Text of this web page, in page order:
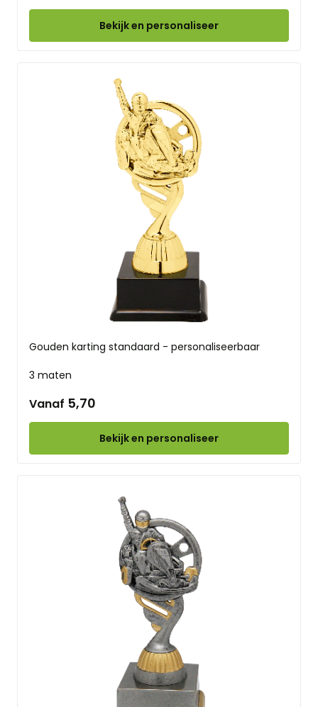
Bekijk en personaliseer
Gouden karting standaard - personaliseerbaar
3 maten
Vanaf 5,70
Bekijk en personaliseer